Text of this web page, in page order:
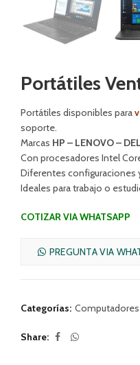
Portátiles
Portátiles disponibles para
soporte.
Marcas HP – LENOVO –
Con procesadores Intel
Diferentes configuraciones
Ideales para trabajo o
COTIZAR VIA WHATSAPP
PREGUNTA VIA
Categorías: Computadores
Share